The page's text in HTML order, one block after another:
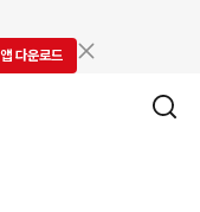
앱 다운로드